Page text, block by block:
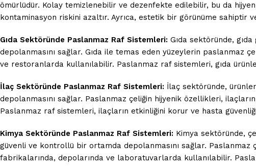
ömürlüdür. Kolay temizlenebilir ve dezenfekte edilebilir, bu da
kontaminasyon riskini azaltır. Ayrıca, estetik bir görünüme sahiptir
Gıda Sektöründe Paslanmaz Raf Sistemleri: Gıda sektöründe,
depolanmasını sağlar. Gıda ile temas eden yüzeylerin paslanmaz
ve restoranlarda kullanılabilir. Paslanmaz raf sistemleri, gıda
İlaç Sektöründe Paslanmaz Raf Sistemleri: İlaç sektöründe,
depolanmasını sağlar. Paslanmaz çeliğin hijyenik özellikleri,
Paslanmaz raf sistemleri, ilaçların etkinliğini korur ve hasta
Kimya Sektöründe Paslanmaz Raf Sistemleri: Kimya sektöründe,
güvenli ve kontrollü bir ortamda depolanmasını sağlar. Paslanmaz
fabrikalarında, depolarında ve laboratuvarlarda kullanılabilir.